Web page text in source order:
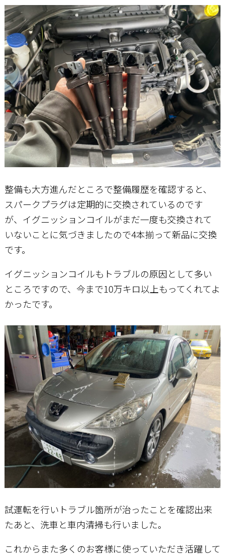
整備も大方進んだところで整備履歴を確認すると、
スパークプラグは定期的に交換されているのです
が、イグニッションコイルがまだ一度も交換されて
いないことに気づきましたので4本揃って新品に交換
です。
イグニッションコイルもトラブルの原因として多い
ところですので、今まで10万キロ以上もってくれてよ
かったです。
試運転を行いトラブル箇所が治ったことを確認出来
たあと、洗車と車内清掃も行いました。
これからまた多くのお客様に使っていただき活躍して